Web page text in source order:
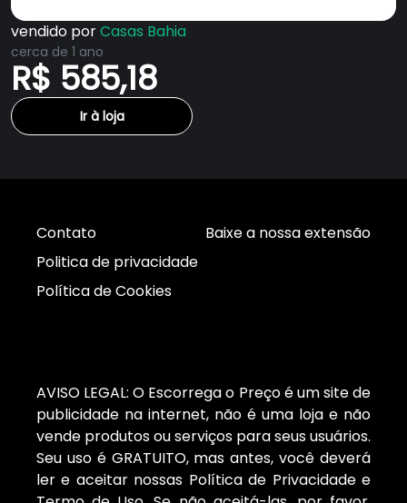
vendido porCasas Bahia
cerca de 1 ano
R$ 585,18
Ir à loja
Contato
Politica de privacidade
Política de Cookies
Baixe a nossa extensão
AVISO LEGAL: O Escorrega o Preço é um site de
publicidade na internet, não é uma loja e não
vende produtos ou serviços para seus usuários.
Seu uso é GRATUITO, mas antes, você deverá
ler e aceitar nossas Política de Privacidade e